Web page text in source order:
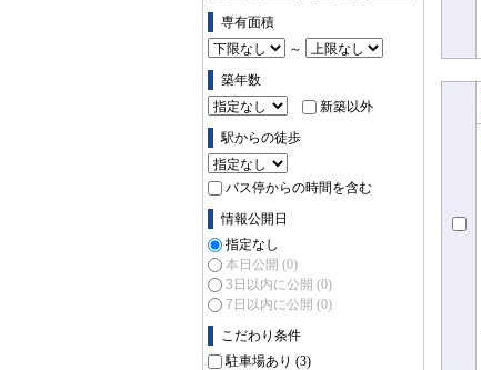
専有面積
～
築年数
新築以外
駅からの徒歩
バス停からの時間を含む
情報公開日
指定なし
本日公開 (0)
3日以内に公開 (0)
7日以内に公開 (0)
こだわり条件
駐車場あり (3)